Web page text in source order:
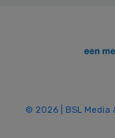
© 2026 | BSL Media